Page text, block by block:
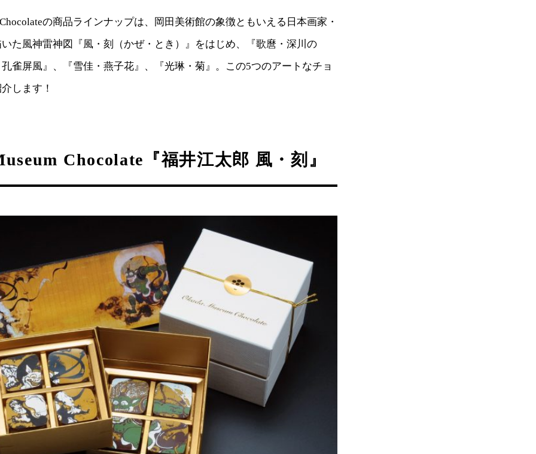
の商品ラインナップは、岡田美術館の象徴ともいえる日本画家・
た風神雷神図『風・刻（かぜ・とき）』をはじめ、『歌麿・深川の
雀屏風』、『雪佳・燕子花』、『光琳・菊』。この5つのアートなチョ
します！
Chocolate『福井江太郎 風・刻』